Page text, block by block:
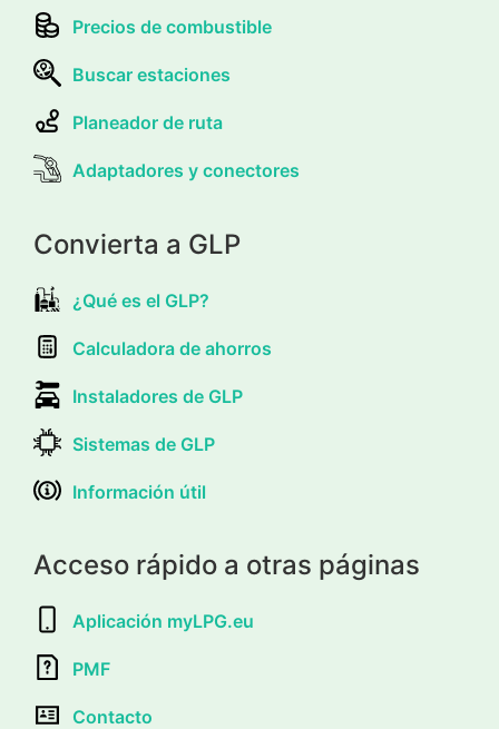
Precios de combustible
Buscar estaciones
Planeador de ruta
Adaptadores y conectores
Convierta a GLP
¿Qué es el GLP?
Calculadora de ahorros
Instaladores de GLP
Sistemas de GLP
Información útil
Acceso rápido a otras páginas
Aplicación myLPG.eu
PMF
Contacto